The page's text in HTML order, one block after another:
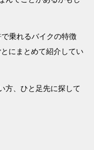
乗れるバイクの特徴
にまとめて紹介してい
方、ひと足先に探して